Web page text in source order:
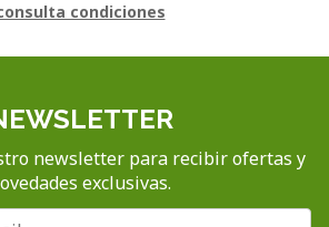
condiciones
newsletter para recibir ofertas y
exclusivas.